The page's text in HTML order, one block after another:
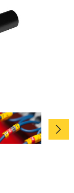
chevron_right